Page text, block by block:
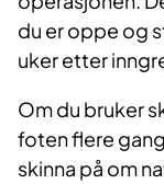
du er oppe og
uker etter
Om du bruker
foten flere
skinna på om